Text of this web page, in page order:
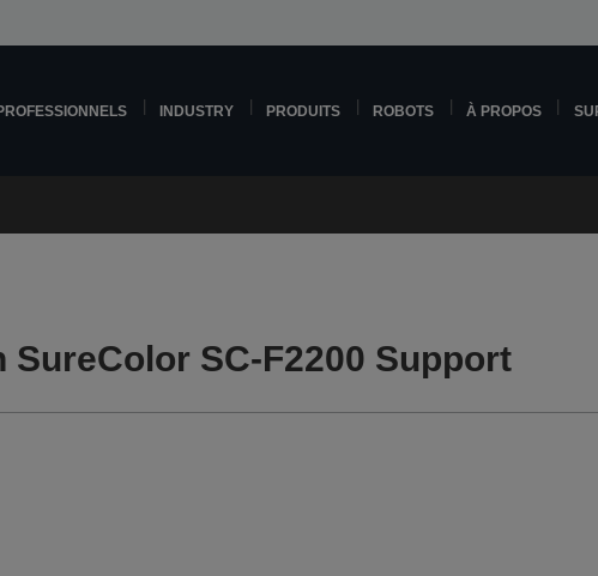
INDUSTRY PRODUITS ROBOTS À PROPOS
SureColor SC-F2200 Support